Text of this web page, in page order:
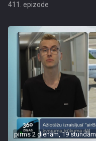
411. epizode
pirms 2 dienām, 19 stundām